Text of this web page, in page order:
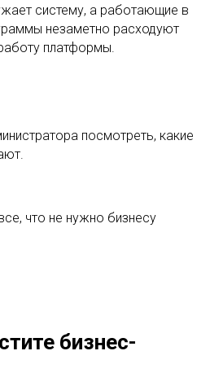
систему, а работающие в
незаметно расходуют
платформы.
посмотреть, какие
что не нужно бизнесу
бизнес-